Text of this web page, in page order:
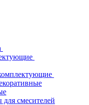
смесителей